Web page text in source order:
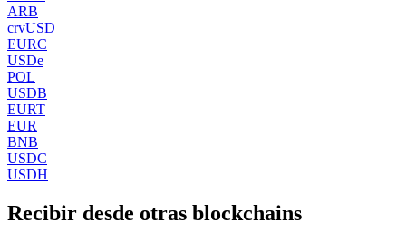
ARB
crvUSD
EURC
USDe
POL
USDB
EURT
EUR
BNB
USDC
USDH
Recibir desde otras blockchains